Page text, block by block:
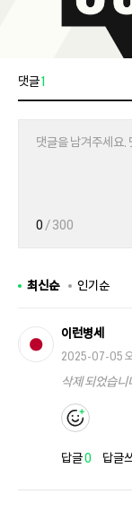
댓글1
0/ 300
최신순 인기순
이런병세
2025-07-05
삭제 되었습니
답글0 답글